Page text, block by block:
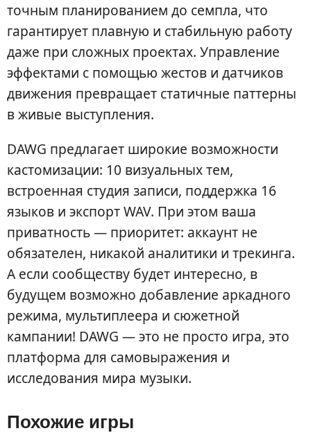
точным планированием до семпла, что
гарантирует плавную и стабильную работу
даже при сложных проектах. Управление
эффектами с помощью жестов и датчиков
движения превращает статичные паттерны
в живые выступления.
DAWG предлагает широкие возможности
кастомизации: 10 визуальных тем,
встроенная студия записи, поддержка 16
языков и экспорт WAV. При этом ваша
приватность — приоритет: аккаунт не
обязателен, никакой аналитики и трекинга.
А если сообществу будет интересно, в
будущем возможно добавление аркадного
режима, мультиплеера и сюжетной
кампании! DAWG — это не просто игра, это
платформа для самовыражения и
исследования мира музыки.
Похожие игры